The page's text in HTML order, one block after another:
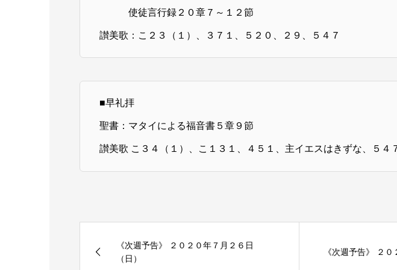
使徒言行録２０章７～１２節
讃美歌：こ２３（１）、３７１、５２０、２９、５４７
■早礼拝
聖書：マタイによる福音書５章９節
讃美歌 こ３４（１）、こ１３１、４５１、主イエスはきずな、５４
《次週予告》 ２０２０年７月２６日
（日）
《次週予告》 ２０